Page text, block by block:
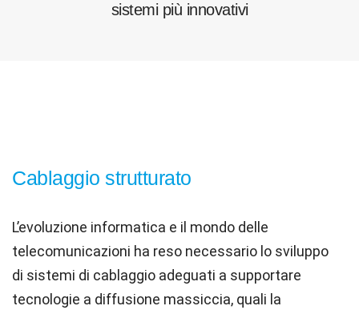
sistemi più innovativi
Cablaggio strutturato
L’evoluzione informatica e il mondo delle
telecomunicazioni ha reso necessario lo sviluppo
di sistemi di cablaggio adeguati a supportare
tecnologie a diffusione massiccia, quali la